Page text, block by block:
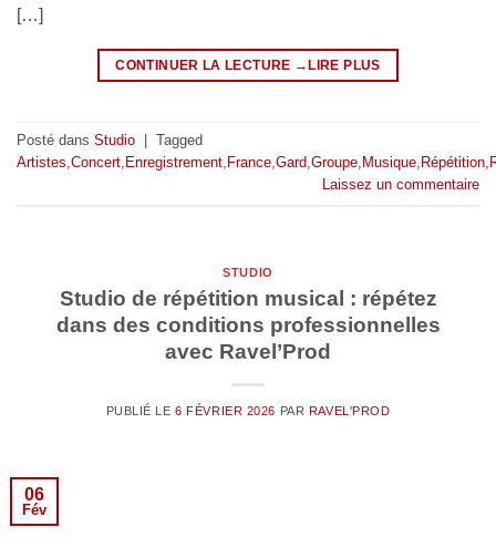
[…]
CONTINUER LA LECTURE →
Posté dans Studio
Tagged
Artistes,Concert, Enregistrement, France,Gard,Groupe, Musique, Répétition,
Laissez un commentaire
STUDIO
Studio de répétition musical : répétez
dans des conditions professionnelles
avec Ravel’Prod
PUBLIÉ LE6 FÉVRIER 2026 PAR RAVEL'PROD
06
Fév